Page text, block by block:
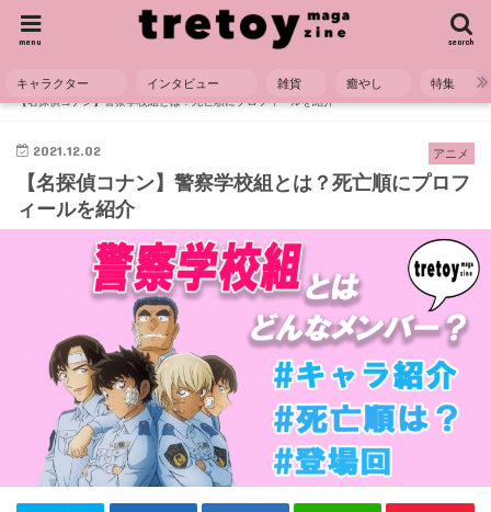
search
menu
キャラクター インタビュー 雑貨 癒やし 特集
HOME キャラクター
アニメ
【名探偵コナン】警察学校組とは？死亡順にプロフィールを紹介
アニメ
2021.12.02
【名探偵コナン】警察学校組とは？死亡順にプロフ
ィールを紹介